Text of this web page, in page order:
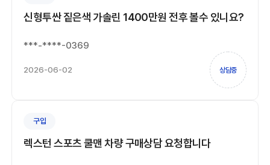
신형투싼 짙은색 가솔린 1400만원 전후 볼수 있니요?
***-****-0369
2026-06-02 상담중
구입
렉스턴 스포츠 쿨맨 차량 구매상담 요청합니다